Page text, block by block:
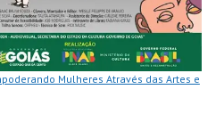
Mulheres Através das Artes e